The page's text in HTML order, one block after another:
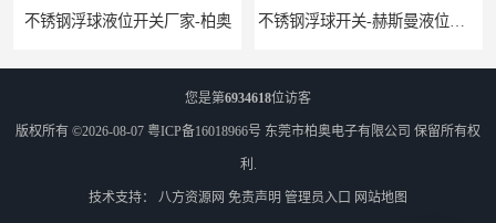
不锈钢浮球液位开关厂家-柏奥 不锈钢浮球开关-赫斯曼液位开关定制-柏奥
您是第6934618位访客
版权所有 ©2026-08-07 粤ICP备16018966号 东莞市柏奥电子有限公司 保留所有权
利.
技术支持： 八方资源网 免责声明 管理员入口 网站地图